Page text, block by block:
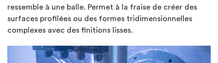
ressemble à une balle. Permet à la fraise de créer des
surfaces profilées ou des formes tridimensionnelles
complexes avec des finitions lisses.